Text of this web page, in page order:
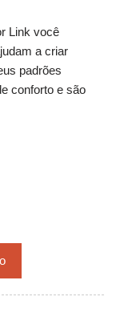
Link você
a criar
padrões
conforto e são